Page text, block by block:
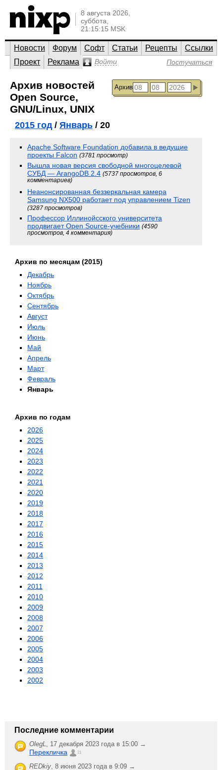
8 августа 2026,
суббота,
21:15:15 MSK
Новости Форум Софт Статьи Рецепты
Ссылки
Проект
Реклама Войти Постучаться
Архив
Архив новостей
Open Source,
GNU/Linux, UNIX
2015 год/ Январь / 20
Apache Software Foundation добавила в ведущие
проекты Falcon (3781 просмотр)
Вышла новая версия свободной многоцелевой
СУБД — ArangoDB 2.4 (5737 просмотров, 6
комментариев)
Неанонсированная беззеркальная камера
Samsung NX500 работает под управлением Tizen
(3287 просмотров)
Профессор Иллинойсского университета
продвигает Open Source-учебники (4590
просмотров, 4 комментария)
Архив по месяцам (2015)
Декабрь
Ноябрь
Октябрь
Сентябрь
Август
Июль
Июнь
Май
Апрель
Март
Февраль
Январь
Архив по годам
2026
2025
2024
2023
2022
2021
2020
2019
2018
2017
2016
2015
2014
2013
2012
2011
2010
2009
2008
2007
2006
2005
2004
2003
2002
Последние комментарии
OlegL, 17 декабря 2023 года в 15:00 →
Перекличка 21
REDkiy, 8 июня 2023 года в 9:09 →